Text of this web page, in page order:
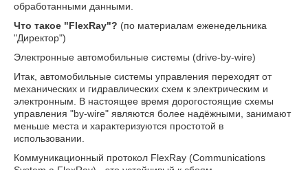
обработанными данными.
Что такое "FlexRay"? (по материалам еженедельника
"Директор")
Электронные автомобильные системы (drive-by-wire)
Итак, автомобильные системы управления переходят от
механических и гидравлических схем к электрическим и
электронным. В настоящее время дорогостоящие схемы
управления "by-wire" являются более надёжными, занимают
меньше места и характеризуются простотой в
использовании.
Коммуникационный протокол FlexRay (Communications